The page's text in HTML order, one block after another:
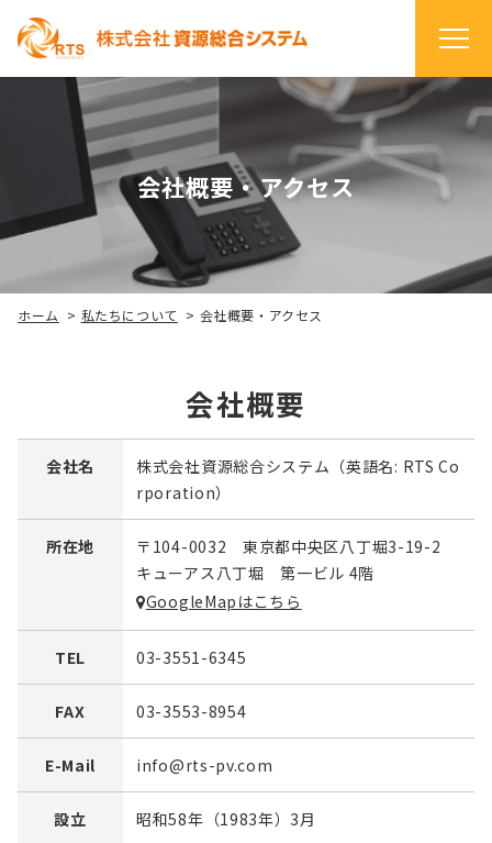
会社概要・アクセス
ホーム > 私たちについて > 会社概要・アクセス
会社概要
会社名
株式会社資源総合システム（英語名: RTS Co
rporation）
所在地
〒104-0032 東京都中央区八丁堀3-19-2
キューアス八丁堀 第一ビル 4階
GoogleMapはこちら
TEL 03-3551-6345
FAX 03-3553-8954
E-Mail info@rts-pv.com
設立 昭和58年（1983年）3月